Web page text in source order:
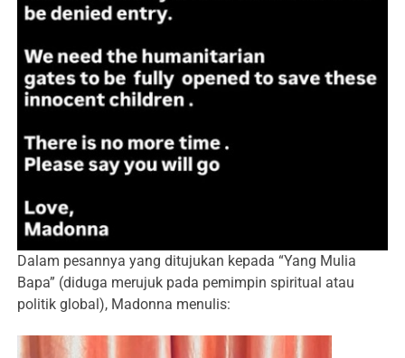
Dalam pesannya yang ditujukan kepada “Yang Mulia
Bapa” (diduga merujuk pada pemimpin spiritual atau
politik global), Madonna menulis: